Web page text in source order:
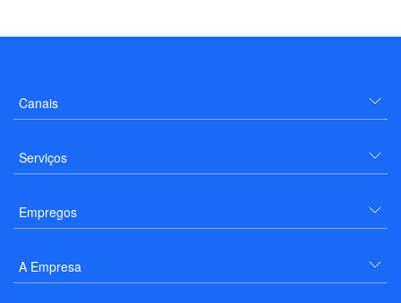
Canais
Serviços
Empregos
A Empresa